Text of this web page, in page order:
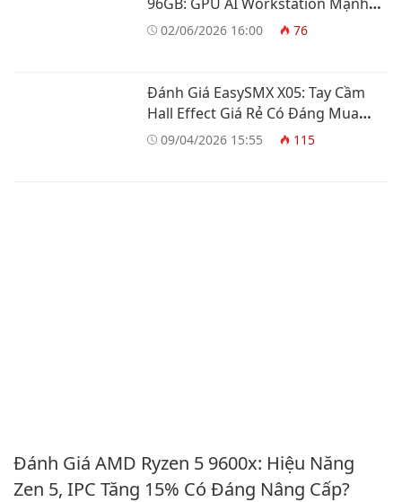
Nhất
02/06/2026 16:00 76
Đánh Giá EasySMX X05: Tay Cầm
Hall Effect Giá Rẻ Có Đáng Mua
Không?
09/04/2026 15:55 115
Đánh Giá AMD Ryzen 5 9600x: Hiệu Năng
Zen 5, IPC Tăng 15% Có Đáng Nâng Cấp?